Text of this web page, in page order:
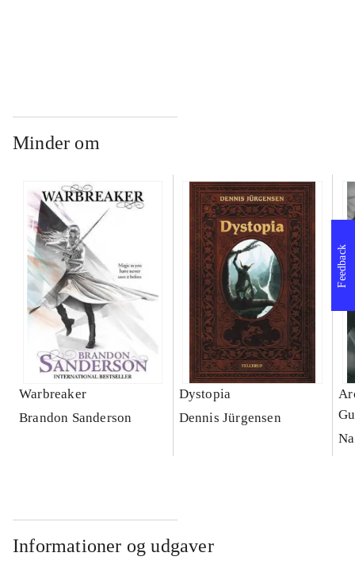
Minder om
Warbreaker
Brandon Sanderson
Dystopia
Dennis Jürgensen
Informationer og udgaver
Feedback